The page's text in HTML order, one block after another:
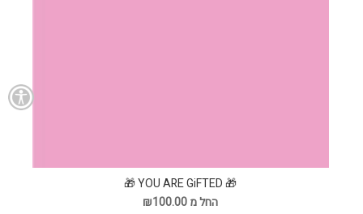
🎁 YOU ARE GiFTED 🎁
החל מ ₪100.00